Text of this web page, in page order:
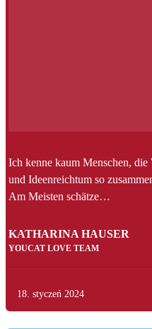
Ich kenne kaum Menschen,
und Ideenreichtum so
Am Meisten schätze…
KATHARINA HAUSER
YOUCAT LOVE TEAM
18. styczeń 2024